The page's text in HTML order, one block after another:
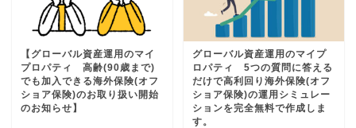
【グローバル資産運用のマイ
プロパティ 高齢(90歳まで)
でも加入できる海外保険(オフ
ショア保険)のお取り扱い開始
のお知らせ】
グローバル資産運用のマイプ
ロパティ 5つの質問に答える
だけで高利回り海外保険(オフ
ショア保険)の運用シミュレー
ションを完全無料で作成しま
す。